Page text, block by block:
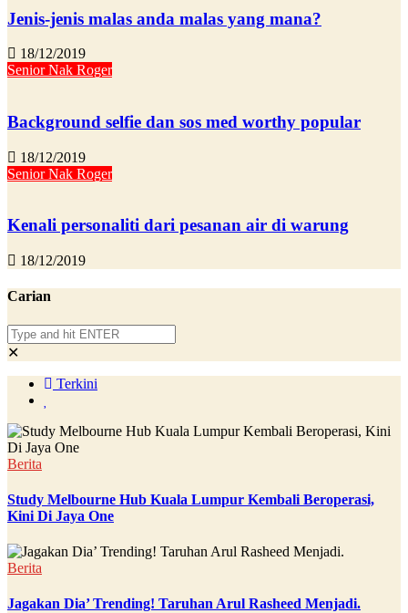
Jenis-jenis malas anda malas yang mana?
18/12/2019
Senior Nak Roger
Background selfie dan sos med worthy popular
18/12/2019
Senior Nak Roger
Kenali personaliti dari pesanan air di warung
18/12/2019
Carian
✕
Terkini
Berita
Study Melbourne Hub Kuala Lumpur Kembali Beroperasi,
Kini Di Jaya One
Berita
Jagakan Dia’ Trending! Taruhan Arul Rasheed Menjadi.